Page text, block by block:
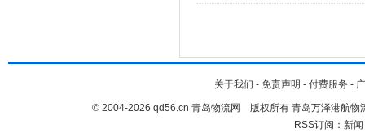
关于我们 - 免责声明 - 付费服务 -
© 2004-2026 qd56.cn 青岛物流网 版权所有 青岛万泽港航物
RSS订阅： 新闻